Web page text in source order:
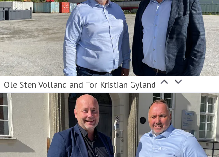
Ole Sten Volland and Tor Kristian Gyland